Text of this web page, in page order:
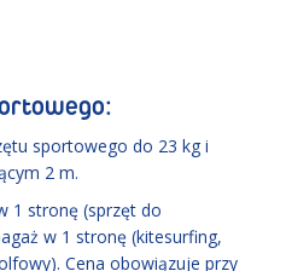
sportowego do 23 kg i
2 m.
1 stronę (sprzęt do
w 1 stronę (kitesurfing,
Cena obowiązuje przy